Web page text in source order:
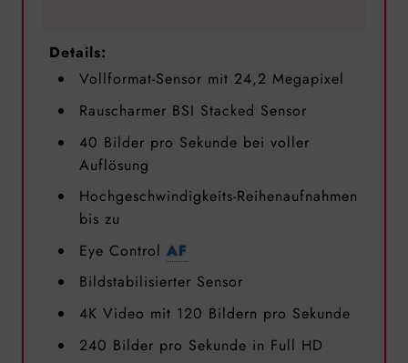
Details:
Vollformat-Sensor mit 24,2 Megapixel
Rauscharmer BSI Stacked Sensor
40 Bilder pro Sekunde bei voller
Auflösung
Hochgeschwindigkeits-Reihenaufnahmen
bis zu
Eye Control AF
Bildstabilisierter Sensor
4K Video mit 120 Bildern pro Sekunde
240 Bilder pro Sekunde in Full HD